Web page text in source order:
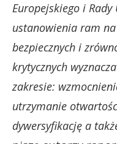
Europejskiego i
ustanowienia ram
bezpiecznych i
krytycznych
zakresie:
utrzymanie
dywersyfikację a